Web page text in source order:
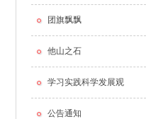
团旗飘飘
他山之石
学习实践科学发展观
公告通知